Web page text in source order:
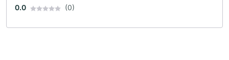
0.0 (0)